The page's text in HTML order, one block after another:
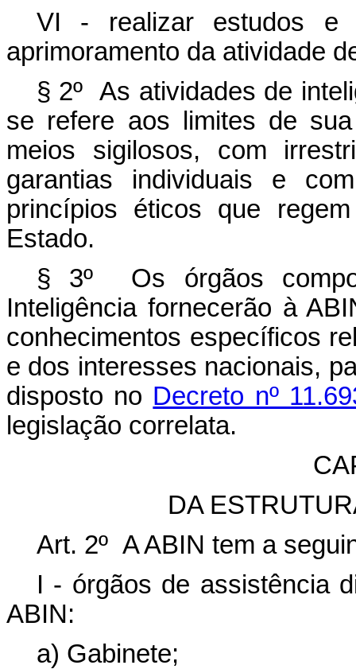
VI - realizar estudos e
aprimoramento da atividade
§ 2º As atividades de
se refere aos limites de
meios sigilosos, com
garantias individuais e
princípios éticos que
Estado.
§ 3º Os órgãos
Inteligência fornecerão à
conhecimentos específicos
e dos interesses nacionais,
disposto no Decreto nº
legislação correlata.
DA
Art. 2º A ABIN tem a
I - órgãos de assistência
ABIN:
a) Gabinete;